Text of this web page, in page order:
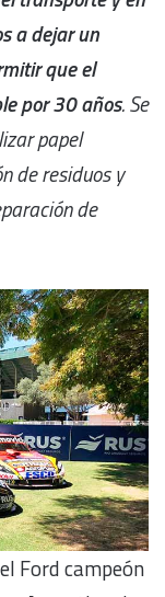
a dejar un
que el
por 30 años. Se
papel
de residuos y
de
Ford campeón